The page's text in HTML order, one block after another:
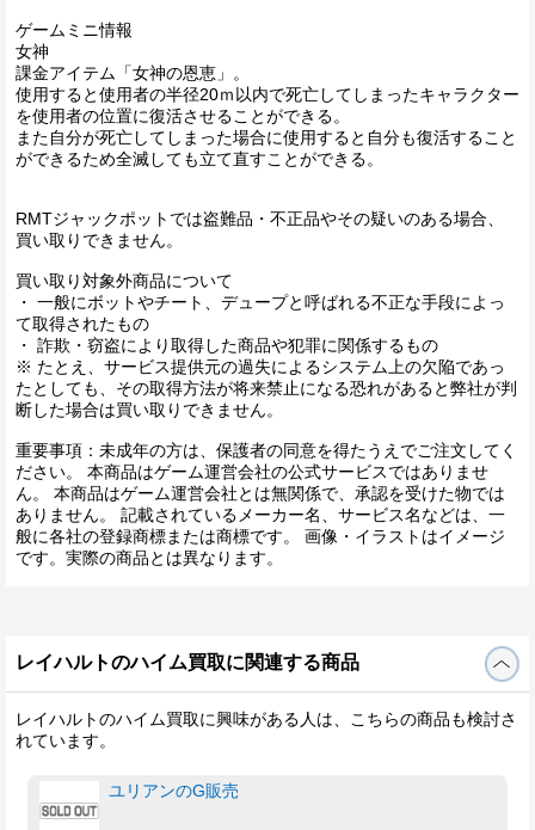
ゲームミニ情報
女神
課金アイテム「女神の恩恵」。
使用すると使用者の半径20ｍ以内で死亡してしまったキャラクター
を使用者の位置に復活させることができる。
また自分が死亡してしまった場合に使用すると自分も復活すること
ができるため全滅しても立て直すことができる。
RMTジャックポットでは盗難品・不正品やその疑いのある場合、
買い取りできません。
買い取り対象外商品について
・ 一般にボットやチート、デュープと呼ばれる不正な手段によっ
て取得されたもの
・ 詐欺・窃盗により取得した商品や犯罪に関係するもの
※ たとえ、サービス提供元の過失によるシステム上の欠陥であっ
たとしても、その取得方法が将来禁止になる恐れがあると弊社が判
断した場合は買い取りできません。
重要事項：未成年の方は、保護者の同意を得たうえでご注文してく
ださい。 本商品はゲーム運営会社の公式サービスではありませ
ん。 本商品はゲーム運営会社とは無関係で、承認を受けた物では
ありません。 記載されているメーカー名、サービス名などは、一
般に各社の登録商標または商標です。 画像・イラストはイメージ
です。実際の商品とは異なります。
レイハルトのハイム買取に関連する商品
レイハルトのハイム買取に興味がある人は、こちらの商品も検討さ
れています。
ユリアンのG販売